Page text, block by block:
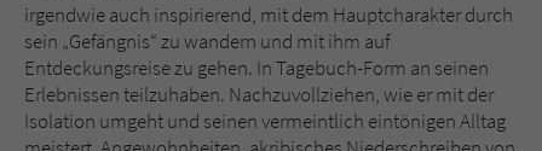
irgendwie auch inspirierend, mit dem Hauptcharakter durch
sein „Gefängnis“ zu wandern und mit ihm auf
Entdeckungsreise zu gehen. In Tagebuch-Form an seinen
Erlebnissen teilzuhaben. Nachzuvollziehen, wie er mit der
Isolation umgeht und seinen vermeintlich eintönigen Alltag